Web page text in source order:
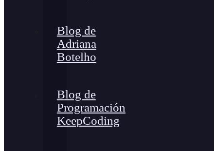
Blog de
Adriana
Botelho
Blog de
Programación
KeepCoding